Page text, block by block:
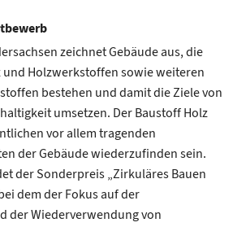
zeichnet Gebäude aus, die
Holzwerkstoffen sowie weiteren
bestehen und damit die Ziele von
umsetzen. Der Baustoff Holz
vor allem tragenden
der Gebäude wiederzufinden sein.
der Sonderpreis „Zirkuläres Bauen
dem der Fokus auf der
der Wiederverwendung von